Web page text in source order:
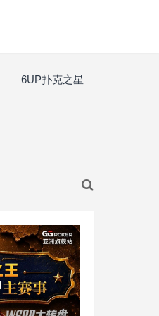
6UP扑克之星